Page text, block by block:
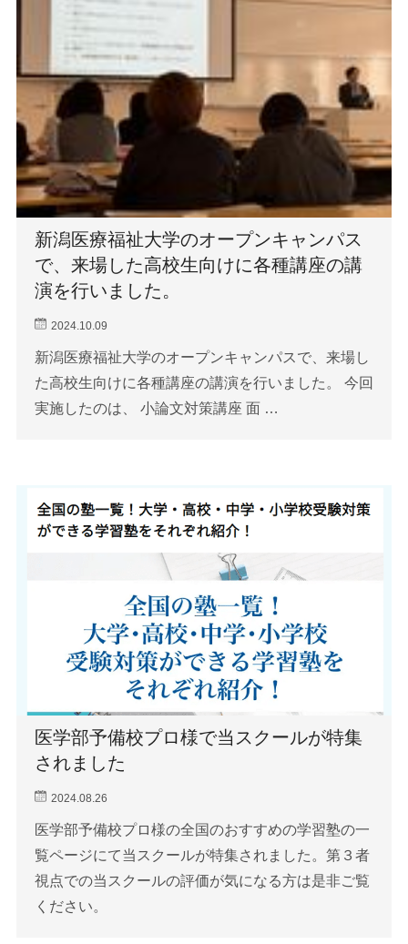
新潟医療福祉大学のオープンキャンパス
で、来場した高校生向けに各種講座の講
演を行いました。
2024.10.09
新潟医療福祉大学のオープンキャンパスで、来場し
た高校生向けに各種講座の講演を行いました。 今回
実施したのは、 小論文対策講座 面 …
医学部予備校プロ様で当スクールが特集
されました
2024.08.26
医学部予備校プロ様の全国のおすすめの学習塾の一
覧ページにて当スクールが特集されました。第３者
視点での当スクールの評価が気になる方は是非ご覧
ください。